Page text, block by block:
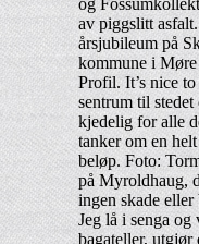
av piggslitt
årsjubileum på
kommune i
Profil. It’s nice
sentrum til
kjedelig for alle
tanker om en
beløp. Foto:
på Myroldhaug,
ingen skade
Jeg lå i senga
bagateller, utgjør